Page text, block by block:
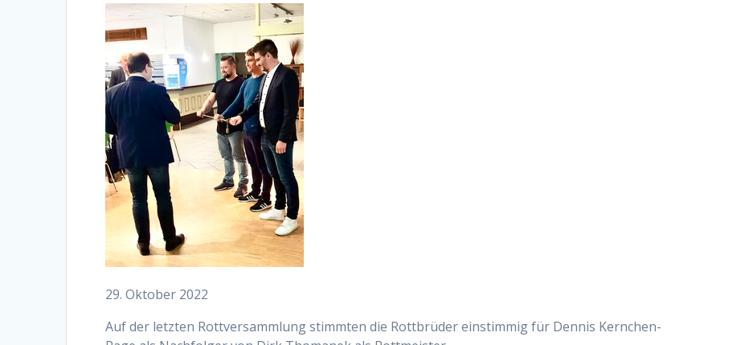
29. Oktober 2022
Auf der letzten Rottversammlung stimmten die Rottbrüder einstimmig für Dennis Kernchen-